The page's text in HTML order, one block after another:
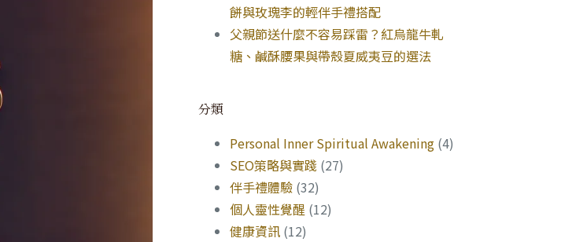
餅與玫瑰李的輕伴手禮搭配
父親節送什麼不容易踩雷？紅烏龍牛軋
糖、鹹酥腰果與帶殼夏威夷豆的選法
分類
Personal Inner Spiritual Awakening (4)
SEO策略與實踐 (27)
伴手禮體驗 (32)
個人靈性覺醒 (12)
健康資訊 (12)